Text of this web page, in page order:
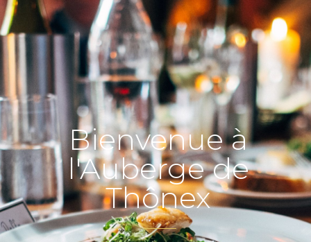
Bienvenue à
l'Auberge de
Thônex